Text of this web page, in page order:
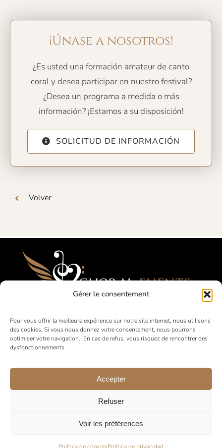
Gérer le consentement
Pour vous offrir la meilleure expérience sur notre site internet, nous utilisons
des cookies. Si vous nous donnez votre consentement, nous pourrons
optimiser votre navigation. En cas de refus, vous risquez de rencontrer des
dysfonctionnements.
Accepter
Refuser
Voir les préférences
¡Únase a nosotros!
¿Es usted una formación amateur de canto
coral y desea participar en nuestro festival?
¿Desea un programa a medida o más
información? ¡Estamos a su disposición!
SOLICITUD DE INFORMACIÓN
Volver
Festivales, Concours, Giras para Coros
Aficionados
en Francia y a nivel internacional
Generales de Venta